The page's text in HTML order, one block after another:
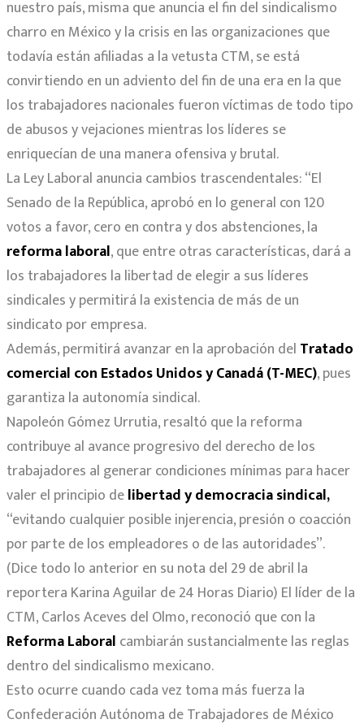
nuestro país, misma que anuncia el fin del sindicalismo
charro en México y la crisis en las organizaciones que
todavía están afiliadas a la vetusta CTM, se está
convirtiendo en un adviento del fin de una era en la que
los trabajadores nacionales fueron víctimas de todo tipo
de abusos y vejaciones mientras los líderes se
enriquecían de una manera ofensiva y brutal.
La Ley Laboral anuncia cambios trascendentales: “El
Senado de la República, aprobó en lo general con 120
votos a favor, cero en contra y dos abstenciones, la
reforma laboral, que entre otras características, dará a
los trabajadores la libertad de elegir a sus líderes
sindicales y permitirá la existencia de más de un
sindicato por empresa.
Además, permitirá avanzar en la aprobación del Tratado
comercial con Estados Unidos y Canadá (T-MEC), pues
garantiza la autonomía sindical.
Napoleón Gómez Urrutia, resaltó que la reforma
contribuye al avance progresivo del derecho de los
trabajadores al generar condiciones mínimas para hacer
valer el principio delibertad y democracia sindical,
“evitando cualquier posible injerencia, presión o coacción
por parte de los empleadores o de las autoridades”.
(Dice todo lo anterior en su nota del 29 de abril la
reportera Karina Aguilar de 24 Horas Diario) El líder de la
CTM, Carlos Aceves del Olmo, reconoció que con la
Reforma Laboral cambiarán sustancialmente las reglas
dentro del sindicalismo mexicano.
Esto ocurre cuando cada vez toma más fuerza la
Confederación Autónoma de Trabajadores de México